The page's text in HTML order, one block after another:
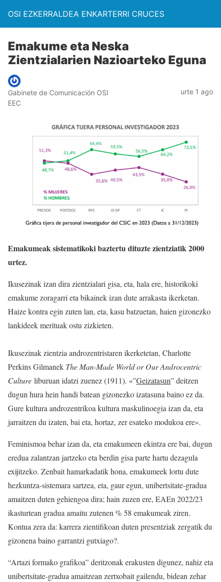
OSI EZKERRALDEA ENKARTERRI CRUCES
Emakume eta Neska
Zientzialarien Nazioarteko Eguna
Gabinete de Comunicación OSI
EEC
urte 1 ago
Emakumeak sistematikoki baztertu dituzte zientziatik 2000
urtez.
Ikusezinak izan dira zientzialari gisa, eta, hala ere, historikoki
emakume zoragarri eta bikainek izan dute arrakasta ikerketan.
Haize kontra egin zuten lan, eta, kasu batzuetan, haien gizonezko
lankideek merituak ostu zizkieten.
Ikusezinak zientzia androzentristaren ikerketetan, Charlotte
Perkins Gilmanek The Man-Made World or Our Androcentric
Culture liburuan idatzi zuenez (1911). «”Geizatasun” deitzen
dugun hura hein handi batean gizonezko izatasuna baino ez da.
Gure kultura androzentrikoa kultura maskulinoegia izan da, eta
jarraitzen du izaten, bai eta, hortaz, zer esateko modukoa ere».
Feminismoa behar izan da, eta emakumeen ekintza ere bai, dugun
eredua zalantzan jartzeko eta berdin gisa parte hartu dezagula
exijitzeko. Zenbait hamarkadatik hona, emakumeek lortu dute
hezkuntza-sistemara sartzea, eta, gaur egun, unibertsitate-gradua
amaitzen duten gehiengoa dira; hain zuzen ere, EAEn 2022/23
ikasturtean gradua amaitu zutenen % 58 emakumeak ziren.
Kontua zera da: karrera zientifikoan duten presentziak zergatik du
gizonena baino garrantzi gutxiago?.
“Artazi formako grafikoa” deritzonak erakusten digunez, nahiz eta
unibertsitate-gradua amaitzean zertxobait gailendu, bidean zehar